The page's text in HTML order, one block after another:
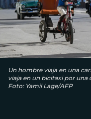
Un hombre viaja en una
viaja en un bicitaxi por una
Foto: Yamil Lage/AFP